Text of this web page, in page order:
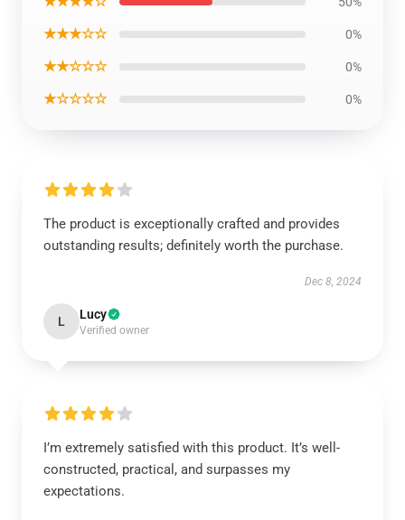
★★★☆☆ 0%
★★☆☆☆ 0%
★☆☆☆☆ 0%
The product is exceptionally crafted and provides
outstanding results; definitely worth the purchase.
Dec 8, 2024
L Lucy
Verified owner
I’m extremely satisfied with this product. It’s well-
constructed, practical, and surpasses my
expectations.